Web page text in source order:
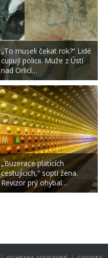
„To museli čekat rok?“ Lidé
cupují policii. Muže z Ústí
nad Orlicí…
„Buzerace platících
cestujících,“ soptí žena.
Revizor prý ohýbal…